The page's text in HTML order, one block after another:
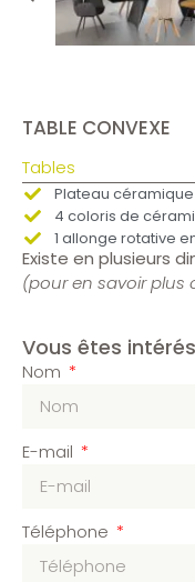
TABLE CONVEXE
Tables
Plateau
4 coloris de
1 allonge rotative
Existe en plusieurs
(pour en savoir
Vous êtes
Nom
E-mail
Téléphone